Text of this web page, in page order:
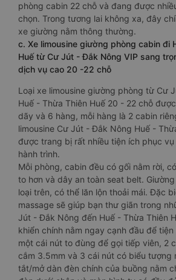
phòng cabin 22 chỗ và đang được
chọn. Trong tương lai không xa, đây
xe giường nằm thông thường.
c. Xe limousine giường phòng cabin đi
Huế từ Cư Jút - Đắk Nông VIP sang
dịch vụ cao 20 -22 chỗ
Loại xe limousine giường phòng từ Cư
Huế - Thừa Thiên Huế 20 - 22 chỗ
dãy và 6 hàng, mỗi hàng là 2 cabin
limousine Cư Jút - Đắk Nông Huế -
được trang bị rất nhiều tiện ích phục
hành trình.
Mỗi phòng, cabin đều có gối nằm rời,
to hơn và dây an toàn seat belt.
loại trên, có thể lăn lộn thoải mái. Đặc
massage sẽ giúp bạn thư giãn trong
Jút - Đắk Nông đến Huế - Thừa Thiên
khiển chính nằm ngay cạnh đầu để
một cái nút to đùng để gọi tiếp viên, 2
cắm 3.5mm và 3 cái nút có biểu tượng
tắt/mở dàn đèn chính của buồng nằm